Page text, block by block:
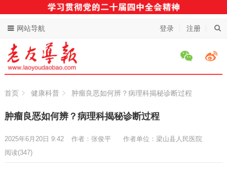
登录 注册
网站导航
首页 健康科普 肿瘤良恶如何辨？病理科揭秘诊断过程
肿瘤良恶如何辨？病理科揭秘诊断过程
作者：张俊平 作者单位：梁山县人民医院
2025年6月20日 9:42
阅读(347)